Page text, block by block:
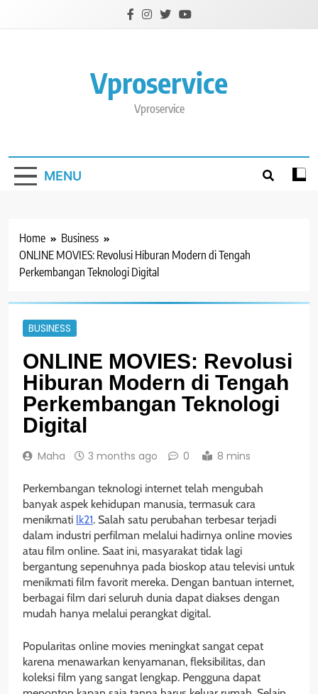
Vproservice
Vproservice
MENU
Home
Business
ONLINE MOVIES: Revolusi Hiburan Modern di Tengah
Perkembangan Teknologi Digital
BUSINESS
ONLINE MOVIES: Revolusi
Hiburan Modern di Tengah
Perkembangan Teknologi
Digital
Maha 3 months ago 0 8 mins
Perkembangan teknologi internet telah mengubah
banyak aspek kehidupan manusia, termasuk cara
menikmati lk21. Salah satu perubahan terbesar terjadi
dalam industri perfilman melalui hadirnya online movies
atau film online. Saat ini, masyarakat tidak lagi
bergantung sepenuhnya pada bioskop atau televisi untuk
menikmati film favorit mereka. Dengan bantuan internet,
berbagai film dari seluruh dunia dapat diakses dengan
mudah hanya melalui perangkat digital.
Popularitas online movies meningkat sangat cepat
karena menawarkan kenyamanan, fleksibilitas, dan
koleksi film yang sangat lengkap. Pengguna dapat